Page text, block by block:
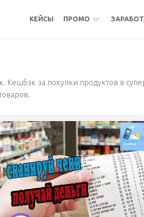
КЕЙСЫ ПРОМО
АКТИВНОСТИ
БУРЖ
за покупки продуктов в